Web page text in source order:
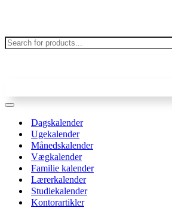
Products
search
Navigation
Dagskalender
Ugekalender
Månedskalender
Vægkalender
Familie kalender
Lærerkalender
Studiekalender
Kontorartikler